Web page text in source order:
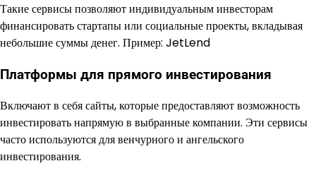
Такие сервисы позволяют индивидуальным инвесторам
финансировать стартапы или социальные проекты, вкладывая
небольшие суммы денег. Пример: JetLend
Платформы для прямого инвестирования
Включают в себя сайты, которые предоставляют возможность
инвестировать напрямую в выбранные компании. Эти сервисы
часто используются для венчурного и ангельского
инвестирования.